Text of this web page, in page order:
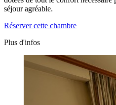
séjour agréable.
Réserver cette chambre
Plus d'infos